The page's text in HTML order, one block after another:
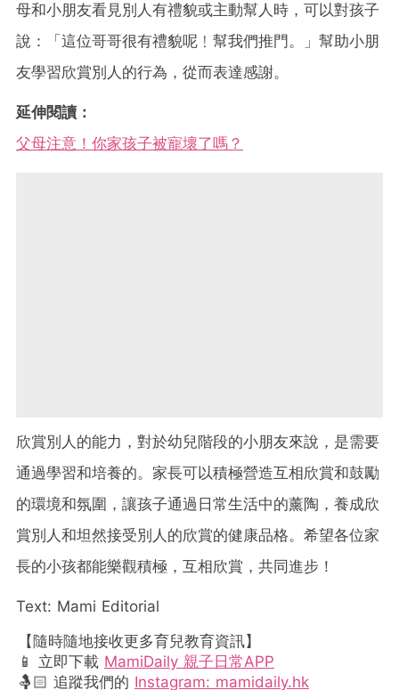
母和小朋友看見別人有禮貌或主動幫人時，可以對孩子
說：「這位哥哥很有禮貌呢﹗幫我們推門。」幫助小朋
友學習欣賞別人的行為，從而表達感謝。
延伸閱讀：
父母注意！你家孩子被寵壞了嗎？
欣賞別人的能力，對於幼兒階段的小朋友來說，是需要
通過學習和培養的。家長可以積極營造互相欣賞和鼓勵
的環境和氛圍，讓孩子通過日常生活中的薰陶，養成欣
賞別人和坦然接受別人的欣賞的健康品格。希望各位家
長的小孩都能樂觀積極，互相欣賞，共同進步！
Text: Mami Editorial
【隨時隨地接收更多育兒教育資訊】
📱 立即下載 MamiDaily 親子日常APP
🤱🏻 追蹤我們的 Instagram: mamidaily.hk